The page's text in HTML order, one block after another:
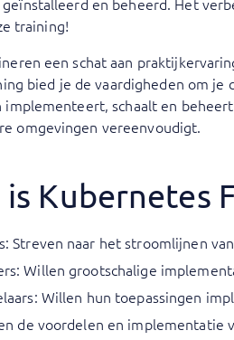
training!
een schat aan
bied je de vaardigheden om
implementeert, schaalt en
omgevingen vereenvoudigt.
Kubernetes
Streven naar het stroomlijnen
Willen grootschalige
Willen hun toepassingen
de voordelen en